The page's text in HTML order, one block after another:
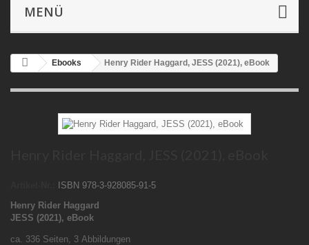
MENÜ
Ebooks Henry Rider Haggard, JESS (2021), eBook
ISBN 978-3-928085-91-5
Henry Rider Haggard
JESS (2021), eBook
ca. 336 Seiten, 3 Abbildungen